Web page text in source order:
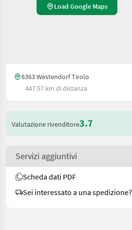
Load Google Maps
6363 Westendorf Tirolo
447.57 km di distanza
Valutazione rivenditore3.7
Servizi aggiuntivi
Scheda dati PDF
Sei interessato a una spedizione?